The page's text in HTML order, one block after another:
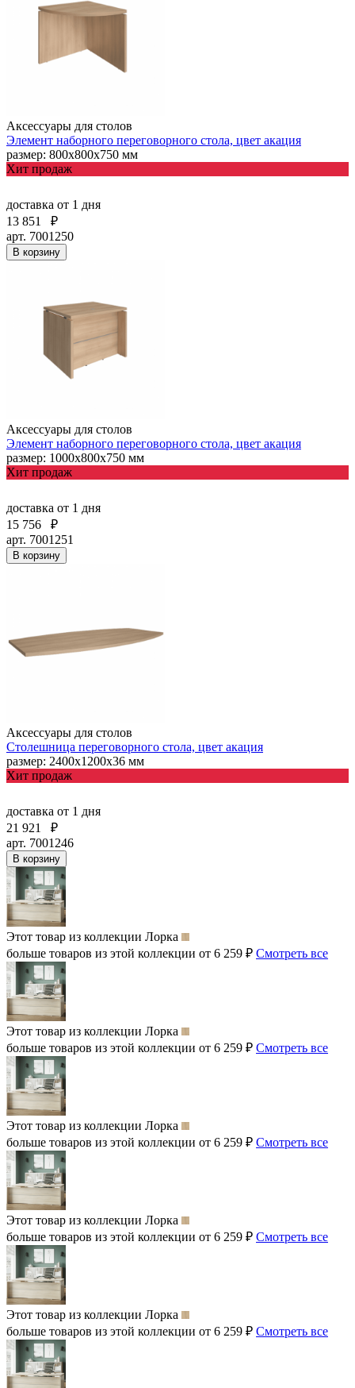
Аксессуары для столов
Элемент наборного переговорного стола, цвет акация
размер: 800х800х750 мм
Хит продаж
доставка от 1 дня
13 851
₽
арт. 7001250
В корзину
Аксессуары для столов
Элемент наборного переговорного стола, цвет акация
размер: 1000х800х750 мм
Хит продаж
доставка от 1 дня
15 756
₽
арт. 7001251
В корзину
Аксессуары для столов
Столешница переговорного стола, цвет акация
размер: 2400х1200х36 мм
Хит продаж
доставка от 1 дня
21 921
₽
арт. 7001246
В корзину
Этот товар из коллекции Лорка
больше товаров из этой коллекции от 6 259 ₽ Смотреть все
Этот товар из коллекции Лорка
больше товаров из этой коллекции от 6 259 ₽ Смотреть все
Этот товар из коллекции Лорка
больше товаров из этой коллекции от 6 259 ₽ Смотреть все
Этот товар из коллекции Лорка
больше товаров из этой коллекции от 6 259 ₽ Смотреть все
Этот товар из коллекции Лорка
больше товаров из этой коллекции от 6 259 ₽ Смотреть все